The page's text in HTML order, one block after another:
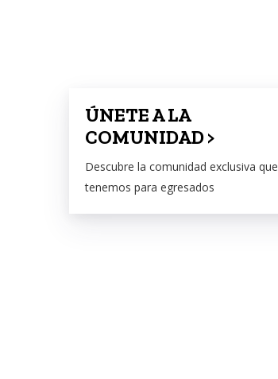
ÚNETE A LA
COMUNIDAD >
Descubre la comunidad exclusiva que
tenemos para egresados